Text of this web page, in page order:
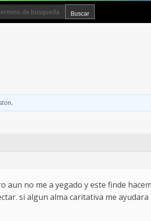
.
no me a yegado y este finde
si algun alma caritativa me